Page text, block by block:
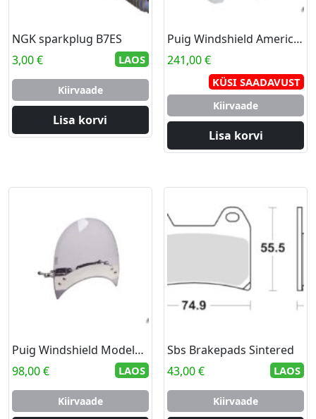
NGK sparkplug B7ES
3,00€ LAOS
Kiirvaade
Lisa korvi
Puig Windshield America I Universal C/Clear
241,00€
KÜSI SAADAVUST
Kiirvaade
Lisa korvi
Puig Windshield Modelo Roadster C/Smoke
98,00€ LAOS
Kiirvaade
Sbs Brakepads Sintered
43,00€ LAOS
Kiirvaade